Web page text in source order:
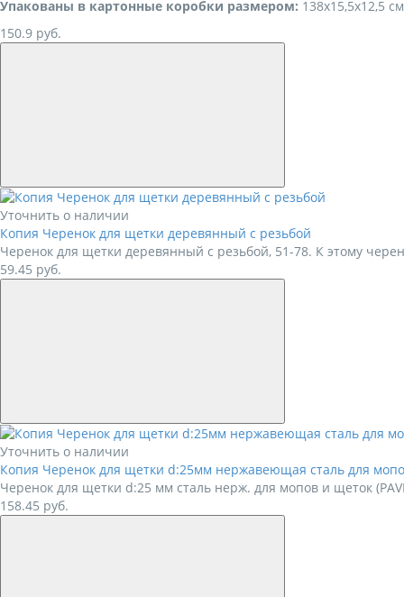
Упакованы в картонные коробки размером: 138х15,5х12,5
150.9 руб.
Уточнить о наличии
Копия Черенок для щетки деревянный с резьбой
Черенок для щетки деревянный с резьбой, 51-78. К этому
59.45 руб.
Уточнить о наличии
Копия Черенок для щетки d:25мм нержавеющая сталь для
Черенок для щетки d:25 мм сталь нерж. для мопов и щеток
158.45 руб.